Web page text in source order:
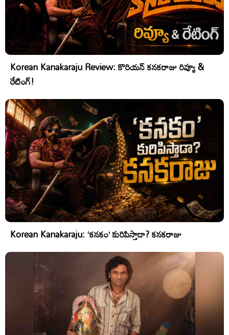
Korean Kanakaraju Review: కొరియన్ కనకరాజు రివ్యూ &
రేటింగ్!
Korean Kanakaraju: ‘కనకం’ కురిపిస్తాడా? కనకరాజు